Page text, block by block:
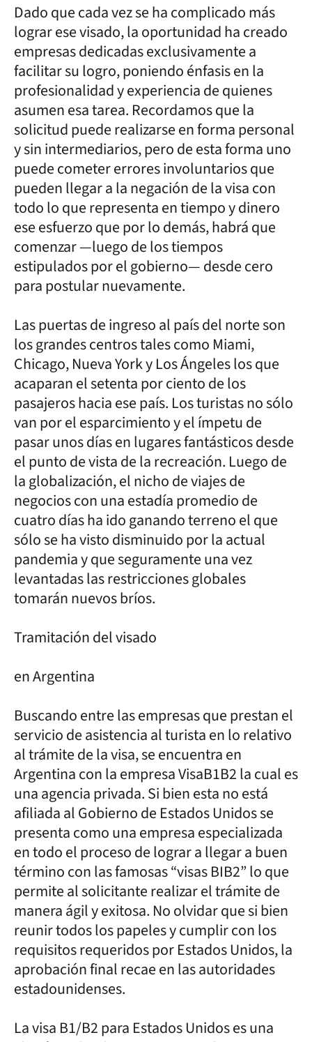
Dado que cada vez se ha complicado más
lograr ese visado, la oportunidad ha creado
empresas dedicadas exclusivamente a
facilitar su logro, poniendo énfasis en la
profesionalidad y experiencia de quienes
asumen esa tarea. Recordamos que la
solicitud puede realizarse en forma personal
y sin intermediarios, pero de esta forma uno
puede cometer errores involuntarios que
pueden llegar a la negación de la visa con
todo lo que representa en tiempo y dinero
ese esfuerzo que por lo demás, habrá que
comenzar —luego de los tiempos
estipulados por el gobierno— desde cero
para postular nuevamente.
Las puertas de ingreso al país del norte son
los grandes centros tales como Miami,
Chicago, Nueva York y Los Ángeles los que
acaparan el setenta por ciento de los
pasajeros hacia ese país. Los turistas no sólo
van por el esparcimiento y el ímpetu de
pasar unos días en lugares fantásticos desde
el punto de vista de la recreación. Luego de
la globalización, el nicho de viajes de
negocios con una estadía promedio de
cuatro días ha ido ganando terreno el que
sólo se ha visto disminuido por la actual
pandemia y que seguramente una vez
levantadas las restricciones globales
tomarán nuevos bríos.
Tramitación del visado
en Argentina
Buscando entre las empresas que prestan el
servicio de asistencia al turista en lo relativo
al trámite de la visa, se encuentra en
Argentina con la empresa VisaB1B2 la cual es
una agencia privada. Si bien esta no está
afiliada al Gobierno de Estados Unidos se
presenta como una empresa especializada
en todo el proceso de lograr a llegar a buen
término con las famosas “visas BIB2” lo que
permite al solicitante realizar el trámite de
manera ágil y exitosa. No olvidar que si bien
reunir todos los papeles y cumplir con los
requisitos requeridos por Estados Unidos, la
aprobación final recae en las autoridades
estadounidenses.
La visa B1/B2 para Estados Unidos es una